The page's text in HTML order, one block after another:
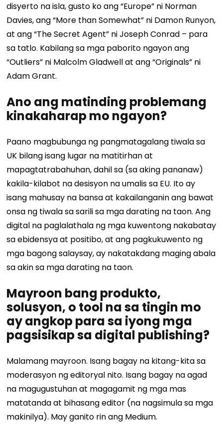
disyerto na isla, gusto ko ang “Europe” ni Norman
Davies, ang “More than Somewhat” ni Damon Runyon,
at ang “The Secret Agent” ni Joseph Conrad – para
sa tatlo. Kabilang sa mga paborito ngayon ang
“Outliers” ni Malcolm Gladwell at ang “Originals” ni
Adam Grant.
Ano ang matinding problemang
kinakaharap mo ngayon?
Paano magbubunga ng pangmatagalang tiwala sa
UK bilang isang lugar na matitirhan at
mapagtatrabahuhan, dahil sa (sa aking pananaw)
kakila-kilabot na desisyon na umalis sa EU. Ito ay
isang mahusay na bansa at kakailanganin ang bawat
onsa ng tiwala sa sarili sa mga darating na taon. Ang
digital na paglalathala ng mga kuwentong nakabatay
sa ebidensya at positibo, at ang pagkukuwento ng
mga bagong salaysay, ay nakatakdang maging abala
sa akin sa mga darating na taon.
Mayroon bang produkto,
solusyon, o tool na sa tingin mo
ay angkop para sa iyong mga
pagsisikap sa digital publishing?
Malamang mayroon. Isang bagay na kitang-kita sa
moderasyon ng editoryal nito. Isang bagay na agad
na magugustuhan at magagamit ng mga mas
matatanda at bihasang editor (na nagsimula sa mga
makinilya). May ganito rin ang Medium.